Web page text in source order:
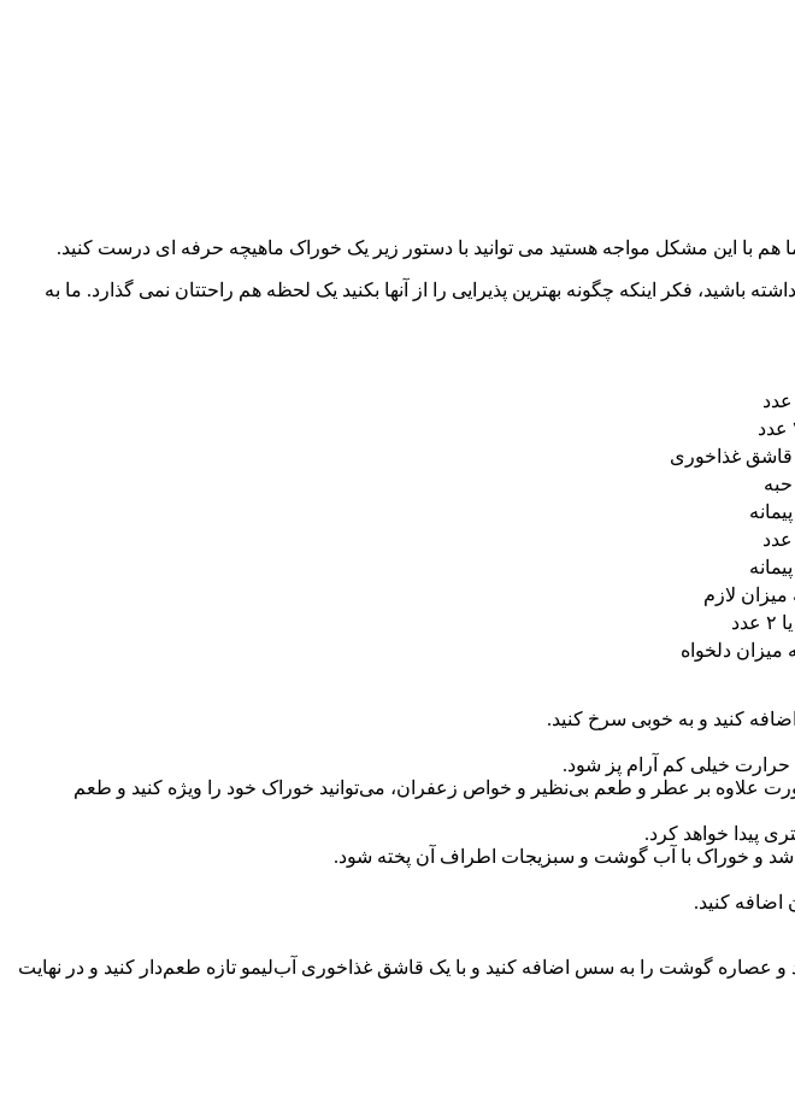
این مشکل مواجه هستید می توانید با دستور زیر یک خوراک ماهیچه حرفه ای درست کنید.
فکر اینکه چگونه بهترین پذیرایی را از آنها بکنید یک لحظه هم راحتتان نمی گذارد. ما به
میزان لازم
میزان دلخواه
کنید و به خوبی سرخ کنید.
علاوه بر عطر و طعم بی‌نظیر و خواص زعفران، می‌توانید خوراک خود را ویژه کنید و طعم
پیدا خواهد کرد.
و خوراک با آب گوشت و سبزیجات اطراف آن پخته شود.
کنید.
عصاره گوشت را به سس اضافه کنید و با یک قاشق غذاخوری آب‌لیمو تازه طعم‌دار کنید و در نهایت